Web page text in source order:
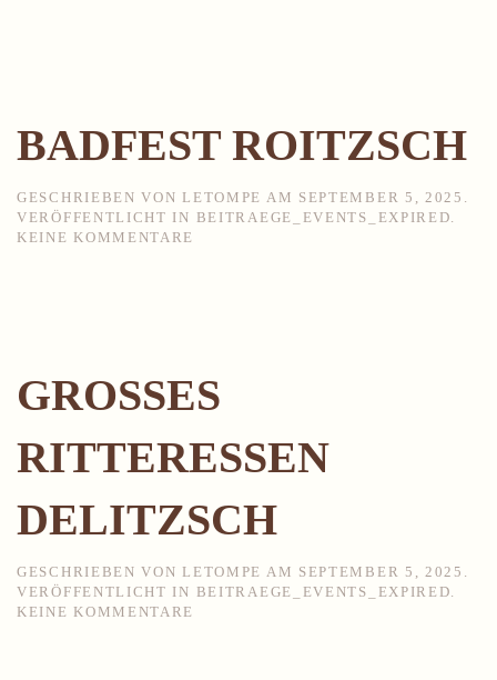
BADFEST ROITZSCH
GESCHRIEBEN VONLETOMPE AM SEPTEMBER 5, 2025 .
VERÖFFENTLICHT IN BEITRAEGE_EVENTS_EXPIRED.
KEINE KOMMENTARE
GROSSES R
ITTERESSEN D
ELITZSCH
GESCHRIEBEN VONLETOMPE AM SEPTEMBER 5, 2025 .
VERÖFFENTLICHT IN BEITRAEGE_EVENTS_EXPIRED.
KEINE KOMMENTARE